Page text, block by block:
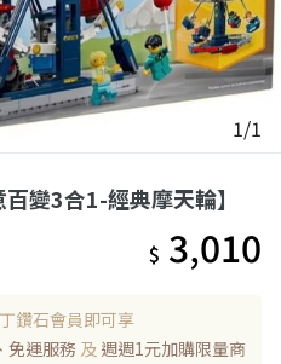
1/1
變3合1-經典摩天輪】
$ 3,010
鑽石會員即可享
免運服務 及 週週1元加購限量商